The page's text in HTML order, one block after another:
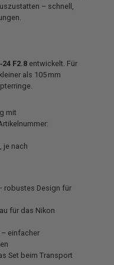
– schnell,
F2.8 entwickelt. Für
als 105 mm
mit
je nach
robustes Design für
für das Nikon
– einfacher
Set beim Transport